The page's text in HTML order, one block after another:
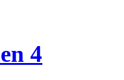
4